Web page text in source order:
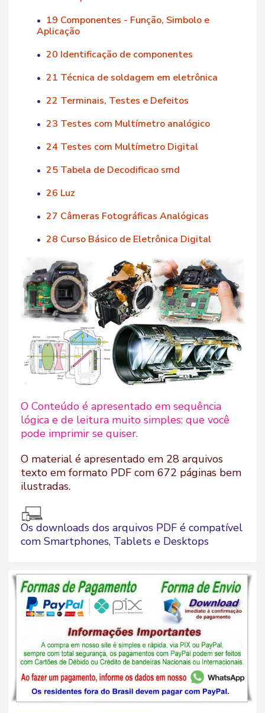
•
19 Componentes - Função, Simbolo e
Aplicação
• 20 Identificação de componentes
• 21 Técnica de soldagem em eletrônica
• 22 Terminais, Testes e Defeitos
• 23 Testes com Multímetro analógico
• 24 Testes com Multímetro Digital
• 25 Tabela de Decodificao smd
• 26 Luz
• 27 Câmeras Fotográficas Analógicas
• 28 Curso Básico de Eletrônica Digital
O Conteúdo é apresentado em sequência
lógica e de leitura muito simples; que você
pode imprimir se quiser.
O material é apresentado em 28 arquivos
texto em formato PDF com 672 páginas bem
ilustradas.
Os downloads dos arquivos PDF é compatível
com Smartphones, Tablets e Desktops